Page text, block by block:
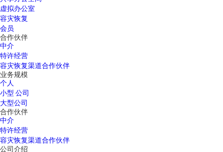
虚拟办公室
容灾恢复
会员
合作伙伴
中介
特许经营
容灾恢复渠道合作伙伴
业务规模
个人
小型 公司
大型公司
合作伙伴
中介
特许经营
容灾恢复渠道合作伙伴
公司介绍